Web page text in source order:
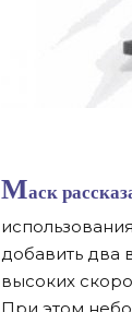
Маск
добавить два
высоких